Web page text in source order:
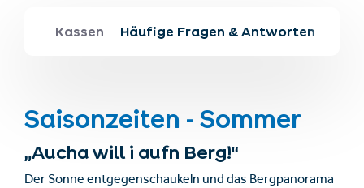
Kassen Häufige Fragen & Antworten
Saisonzeiten - Sommer
„Aucha will i aufn Berg!“
Der Sonne entgegenschaukeln und das Bergpanorama